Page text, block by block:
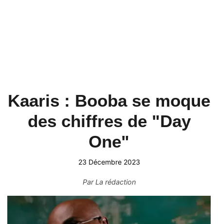
Kaaris : Booba se moque
des chiffres de "Day
One"
23 Décembre 2023
ParLa rédaction